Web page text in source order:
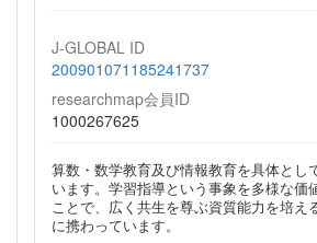
J-GLOBAL ID
200901071185241737
researchmap会員ID
1000267625
算数・数学教育及び情報教育を具体とし
います。学習指導という事象を多様な価
ことで、広く共生を尊ぶ資質能力を培え
に携わっています。